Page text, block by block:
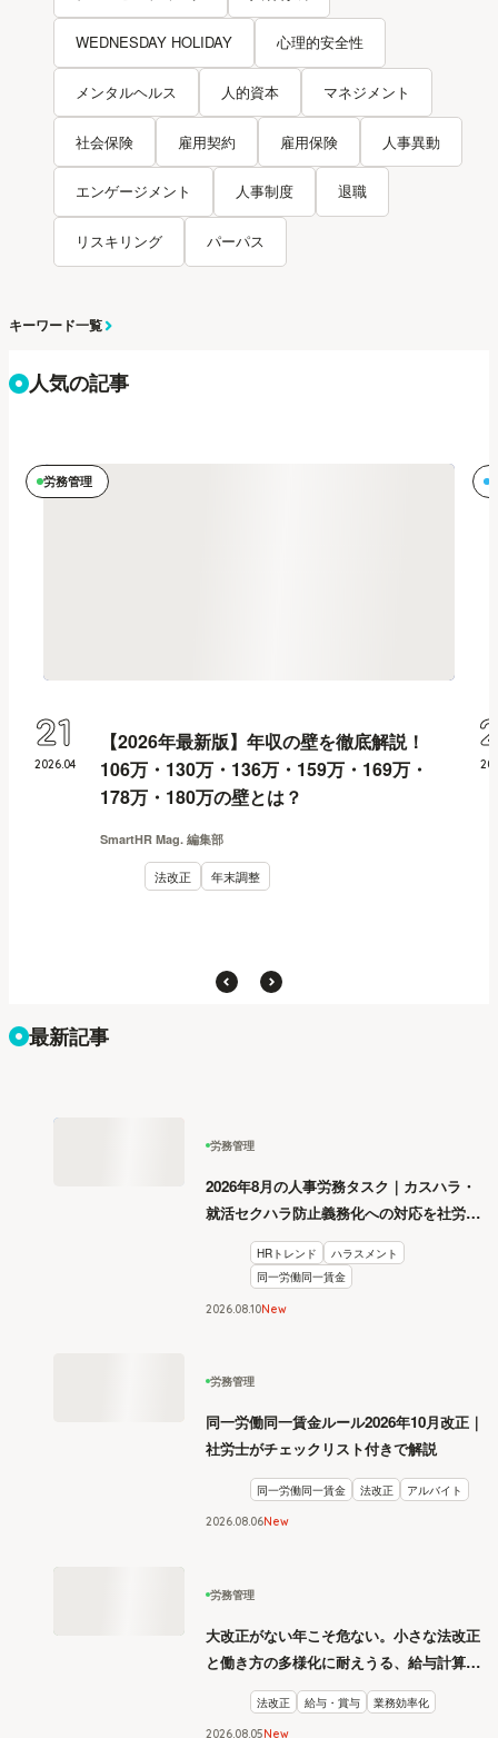
WEDNESDAY HOLIDAY 心理的安全性
メンタルヘルス 人的資本 マネジメント
社会保険 雇用契約 雇用保険 人事異動
エンゲージメント 人事制度 退職
リスキリング パーパス
キーワード一覧
人気の記事
労務管理
【2026年最新版】年収の壁を徹底解説！
106万・130万・136万・159万・169万・
178万・180万の壁とは？
SmartHR Mag. 編集部
法改正 年末調整
2026.04
21
最新記事
労務管理
2026年8月の人事労務タスク｜カスハラ・
就活セクハラ防止義務化への対応を社労士
HRトレンド
ハラスメント
同一労働同一賃金
2026 0810New
労務管理
同一労働同一賃金ルール2026年10月改正｜
社労士がチェックリスト付きで解説
同一労働同一賃金 法改正 アルバイト
2026.08 06New
労務管理
大改正がない年こそ危ない。小さな法改正
と働き方の多様化に耐えうる、給与計算と
リスク管理
法改正 給与・賞与 業務効率化
2026.08 05New